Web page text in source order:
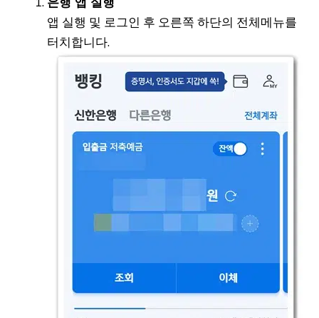
앱 실행 및 로그인 후 오른쪽 하단의 전체메뉴를
터치합니다.